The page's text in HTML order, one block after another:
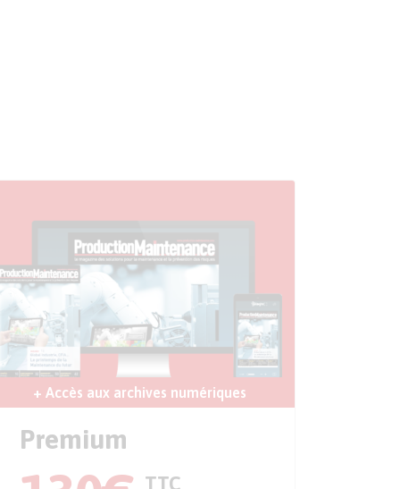
+ Accès aux archives numériques
Premium
TTC